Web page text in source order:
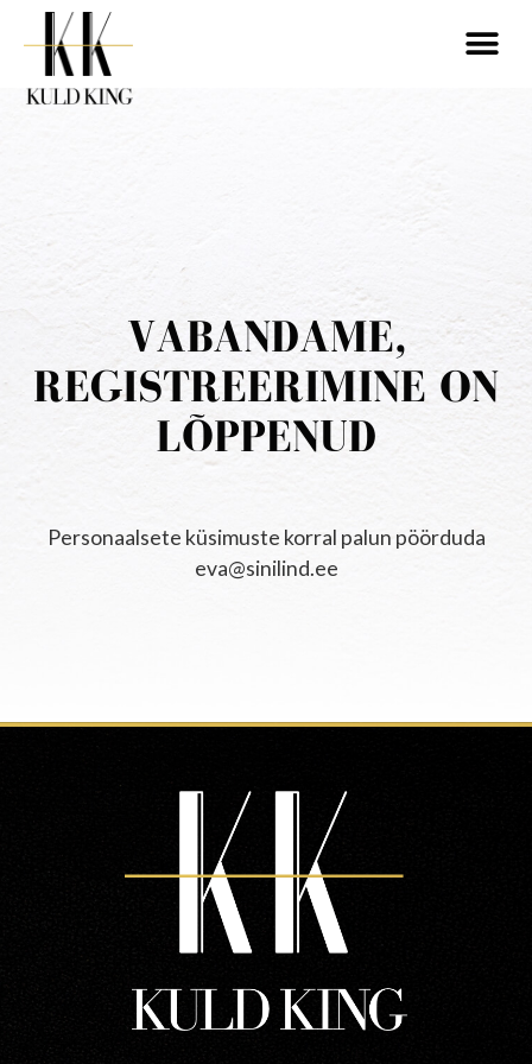
VABANDAME,
REGISTREERIMINE ON
LÕPPENUD
Personaalsete küsimuste korral palun pöörduda
eva@sinilind.ee